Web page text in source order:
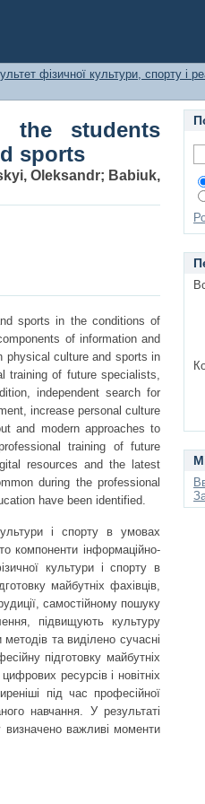
students
фізичної культури, спорту і
the students
sports
Oleksandr; Babiuk,
sports in the conditions of
of information and
physical culture and sports in
training of future specialists,
independent search for
increase personal culture
and modern approaches to
training of future
resources and the latest
during the professional
have been identified.
і спорту в умовах
компоненти інформаційно-
культури і спорту в
майбутніх фахівців,
самостійному пошуку
підвищують культуру
та виділено сучасні
підготовку майбутніх
ресурсів і новітніх
під час професійної
навчання. У результаті
визначено важливі моменти